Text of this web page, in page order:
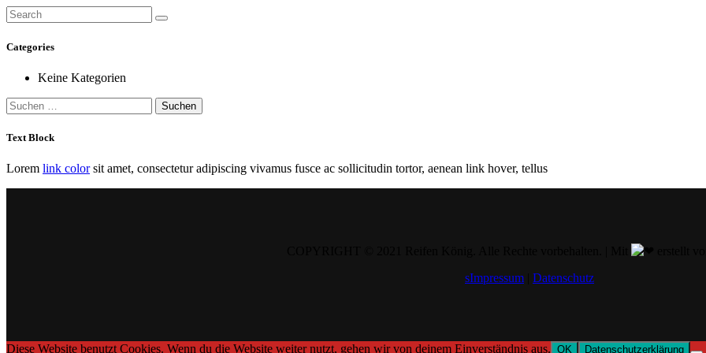
Categories
Keine Kategorien
Suchen
nach:
Text Block
Lorem link colorsit amet, consectetur adipiscing vivamus fusce ac sollicitudin tortor, aenean link hover, tellus
sImpressum
Datenschutz
Diese Website benutzt Cookies. Wenn du die Website weiter nutzt, gehen wir von deinem Einverständnis aus. OK Datenschutzerklärung